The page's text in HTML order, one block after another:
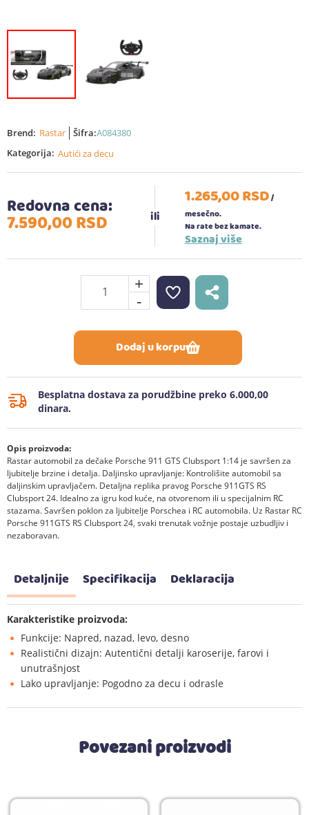
Brend: Rastar Šifra:A084380
Kategorija: Autići za decu
Redovna cena:
7.590,00RSD
1.265,00RSD/
mesečno.
Na rate bez kamate.
Saznaj više
+
-
Dodaj u korpu
Besplatna dostava za porudžbine preko 6.000,00
dinara.
Opis proizvoda:
Rastar automobil za dečake Porsche 911 GTS Clubsport 1:14 je savršen za
ljubitelje brzine i detalja. Daljinsko upravljanje: Kontrolišite automobil sa
daljinskim upravljačem. Detaljna replika pravog Porsche 911GTS RS
Clubsport 24. Idealno za igru kod kuće, na otvorenom ili u specijalnim RC
stazama. Savršen poklon za ljubitelje Porschea i RC automobila. Uz Rastar RC
Porsche 911GTS RS Clubsport 24, svaki trenutak vožnje postaje uzbudljiv i
nezaboravan.
Detaljnije Specifikacija Deklaracija
Karakteristike proizvoda:
Funkcije: Napred, nazad, levo, desno
Realistični dizajn: Autentični detalji karoserije, farovi i
unutrašnjost
Lako upravljanje: Pogodno za decu i odrasle
Povezani proizvodi